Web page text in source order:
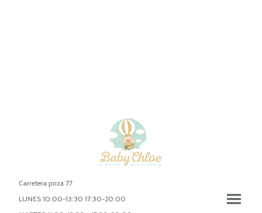
Carretera poza 77
LUNES 10:00-13:30 17:30-20:00